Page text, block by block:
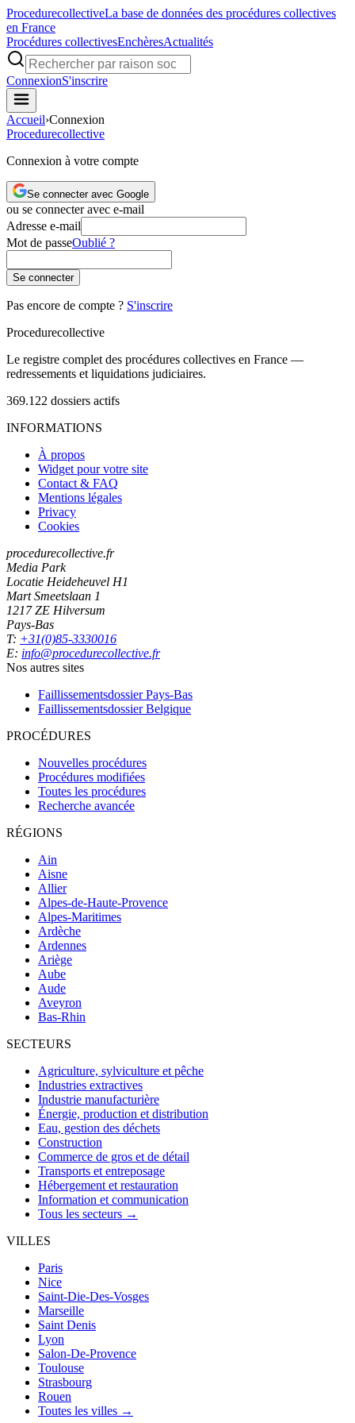
ProcedurecollectiveLa base de données des procédures collectives
en France
Procédures collectivesEnchèresActualités
ConnexionS'inscrire
Accueil›Connexion
Procedurecollective
Connexion à votre compte
Se connecter avec Google
ou se connecter avec e-mail
Adresse e-mail
Mot de passeOublié ?
Se connecter
Pas encore de compte ? S'inscrire
Procedurecollective
Le registre complet des procédures collectives en France —
redressements et liquidations judiciaires.
369.122 dossiers actifs
INFORMATIONS
À propos
Widget pour votre site
Contact & FAQ
Mentions légales
Privacy
Cookies
procedurecollective.fr
Media Park
Locatie Heideheuvel H1
Mart Smeetslaan 1
1217 ZE Hilversum
Pays-Bas
T: +31(0)85-3330016
E: info@procedurecollective.fr
Nos autres sites
Faillissementsdossier Pays-Bas
Faillissementsdossier Belgique
PROCÉDURES
Nouvelles procédures
Procédures modifiées
Toutes les procédures
Recherche avancée
RÉGIONS
Ain
Aisne
Allier
Alpes-de-Haute-Provence
Alpes-Maritimes
Ardèche
Ardennes
Ariège
Aube
Aude
Aveyron
Bas-Rhin
SECTEURS
Agriculture, sylviculture et pêche
Industries extractives
Industrie manufacturière
Énergie, production et distribution
Eau, gestion des déchets
Construction
Commerce de gros et de détail
Transports et entreposage
Hébergement et restauration
Information et communication
Tous les secteurs →
VILLES
Paris
Nice
Saint-Die-Des-Vosges
Marseille
Saint Denis
Lyon
Salon-De-Provence
Toulouse
Strasbourg
Rouen
Toutes les villes →